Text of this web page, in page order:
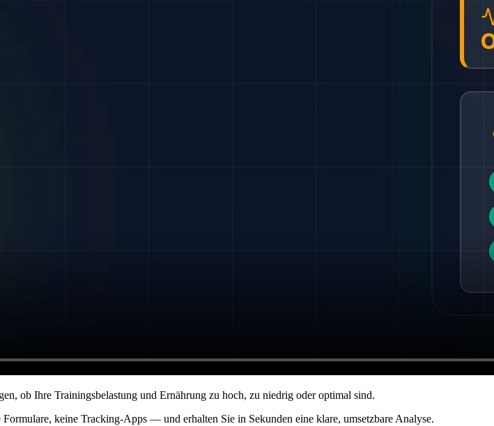
ob Ihre Trainingsbelastung und Ernährung zu hoch, zu niedrig oder optimal sind.
keine Tracking-Apps — und erhalten Sie in Sekunden eine klare, umsetzbare Analyse.